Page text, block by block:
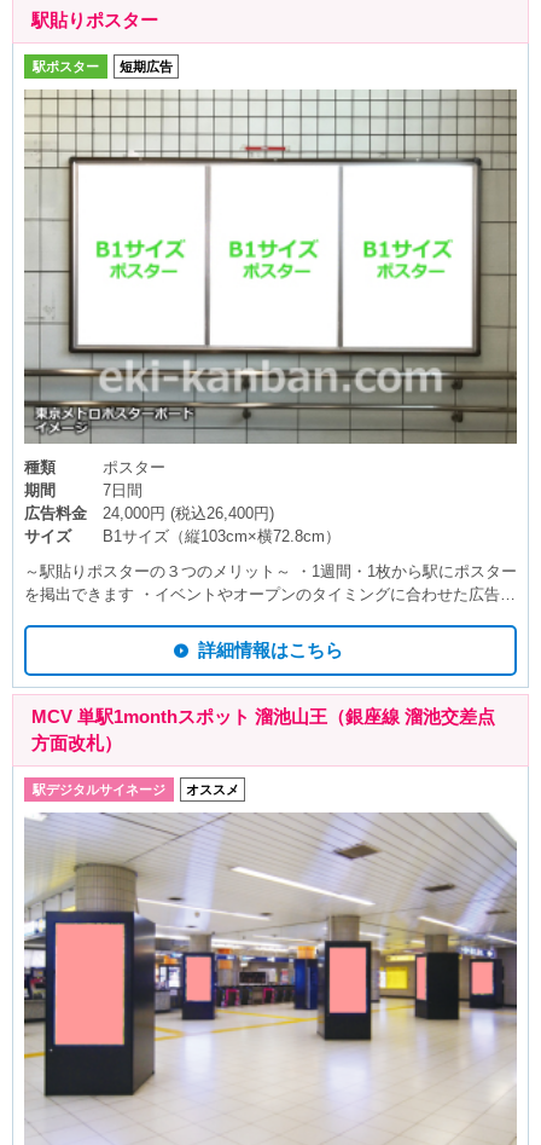
駅貼りポスター
駅ポスター 短期広告
種類
ポスター
期間
7日間
広告料金
24,000円 (税込26,400円)
サイズ
B1サイズ（縦103cm×横72.8cm）
～駅貼りポスターの３つのメリット～ ・1週間・1枚から駅にポスター
を掲出できます ・イベントやオープンのタイミングに合わせた広告掲
料金はB1ポスター1枚・1週間あたりの広告料金です。 〇B0サイズは
B1サイズの倍額 〇B2サイズはB1サイズの半額 にてご利用いただけま
す。 ※駅貼りポスター広告の掲出料金には貼り作業、撤去作業費が含
まれております。 ※ポスター制作費別途。 ポスター納品でのご掲載
も承りますが、事前に電鉄審査がございます。納品前にデザインデー
タをお送りください。デザイン審査へ提出いたします。 ※スペースの
空き状況や掲載までのスケジュールにつきましては、随時お問い合わ
せください。
詳細情報はこちら
MCV 単駅1monthスポット 溜池山王（銀座線 溜池交差点
方面改札）
駅デジタルサイネージ オススメ